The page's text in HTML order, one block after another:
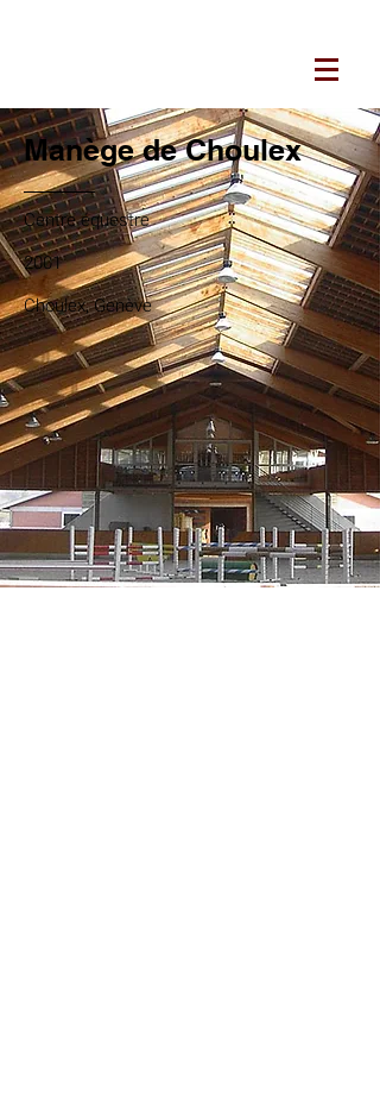
Manège de Choulex
Centre équestre
2001
Choulex, Genève